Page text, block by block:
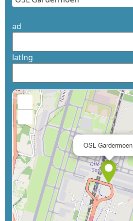
ad
latlng
OSL Gardermoen